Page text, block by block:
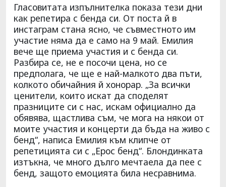
Гласовитата изпълнителка показа тези дни
как репетира с бенда си. От поста й в
инстаграм стана ясно, че съвместното им
участие няма да е само на 9 май. Емилия
вече ще приема участия и с бенда си.
Разбира се, не е посочи цена, но се
предполага, че ще е най-малкото два пъти,
колкото обичайния й хонорар. „За всички
ценители, които искат да споделят
празниците си с нас, искам официално да
обявява, щастлива съм, че мога на някои от
моите участия и концерти да бъда на живо с
бенд“, написа Емилия към клипче от
репетицията си с „Ерос бенд“. Блондинката
изтъкна, че много дълго мечтаела да пее с
бенд, защото емоцията била несравнима.